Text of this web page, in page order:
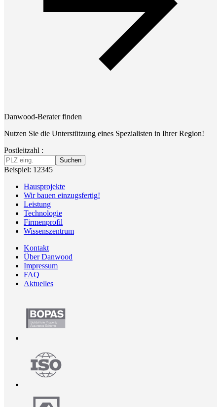
Danwood-Berater finden
Nutzen Sie die Unterstützung eines Spezialisten in Ihrer Region!
Postleitzahl :
Suchen
Beispiel: 12345
Hausprojekte
Wir bauen einzugsfertig!
Leistung
Technologie
Firmenprofil
Wissenszentrum
Kontakt
Über Danwood
Impressum
FAQ
Aktuelles